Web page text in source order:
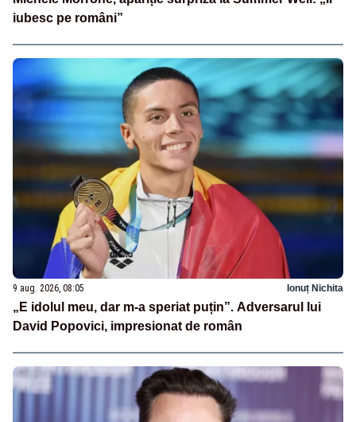
iubesc pe români”
9 aug. 2026, 08:05 Ionuț Nichita
„E idolul meu, dar m-a speriat puțin”. Adversarul lui
David Popovici, impresionat de român